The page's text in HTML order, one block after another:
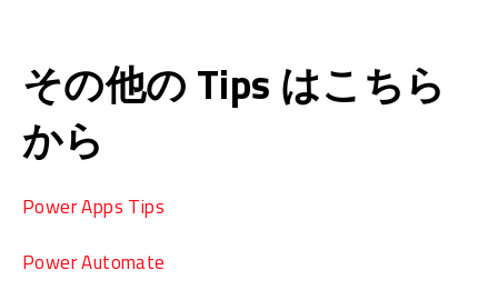
その他の Tips はこちら
から
Power Apps Tips
Power Automate